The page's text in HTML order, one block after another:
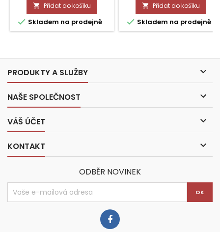
 Přidat do košíku
 Skladem na prodejně
 Přidat do košíku
 Skladem na prodejně
PRODUKTY A SLUŽBY 
NAŠE SPOLEČNOST 
VÁŠ ÚČET 
KONTAKT 
ODBĚR NOVINEK